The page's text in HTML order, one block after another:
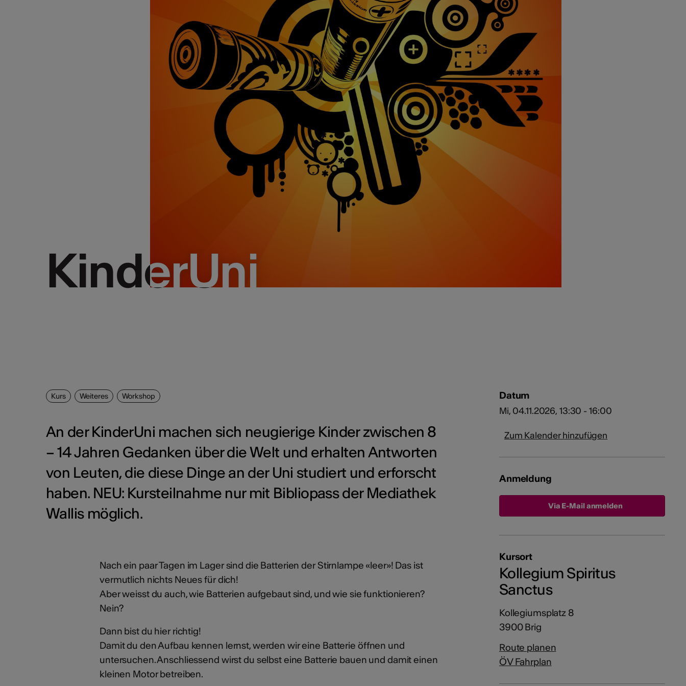
KinderUni
KinderUni
Kurs Weiteres Workshop
An der KinderUni machen sich neugierige Kinder zwischen 8
– 14 Jahren Gedanken über die Welt und erhalten Antworten
von Leuten, die diese Dinge an der Uni studiert und erforscht
haben. NEU: Kursteilnahme nur mit Bibliopass der Mediathek
Wallis möglich.
Nach ein paar Tagen im Lager sind die Batterien der Stirnlampe «leer»! Das ist
vermutlich nichts Neues für dich!
Aber weisst du auch, wie Batterien aufgebaut sind, und wie sie funktionieren?
Nein?
Dann bist du hier richtig!
Damit du den Aufbau kennen lernst, werden wir eine Batterie öffnen und
untersuchen. Anschliessend wirst du selbst eine Batterie bauen und damit einen
kleinen Motor betreiben.
Datum
Mi, 04.11.2026, 13:30 - 16:00
Zum Kalender hinzufügen
Anmeldung
Via E-Mail anmelden
Kursort
Kollegium Spiritus
Sanctus
Kollegiumsplatz 8
3900 Brig
Route planen
ÖV Fahrplan